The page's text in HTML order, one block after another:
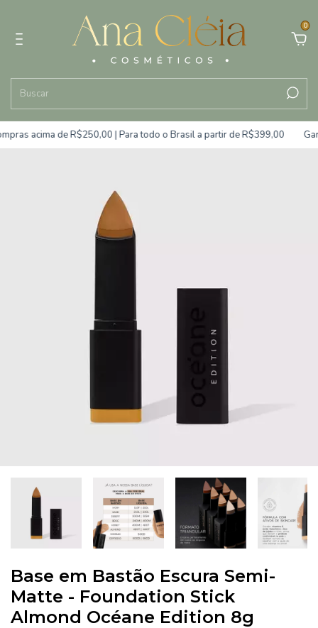
0
acima de R$250,00 | Para todo o Brasil a partir de R$399,00 Garanta
Base em Bastão Escura Semi-
Matte - Foundation Stick
Almond Océane Edition 8g